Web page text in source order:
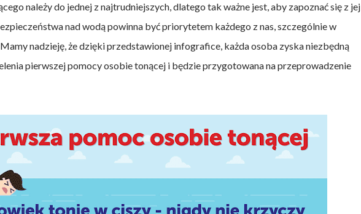
należy do jednej z najtrudniejszych, dlatego tak ważne jest, aby zapoznać się z jej
nad wodą powinna być priorytetem każdego z nas, szczególnie w
nadzieję, że dzięki przedstawionej infografice, każda osoba zyska niezbędną
pierwszej pomocy osobie tonącej i będzie przygotowana na przeprowadzenie